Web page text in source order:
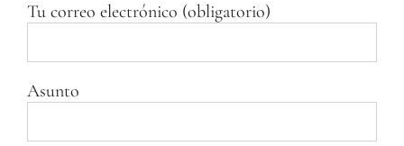
Tu correo electrónico (obligatorio)
Asunto